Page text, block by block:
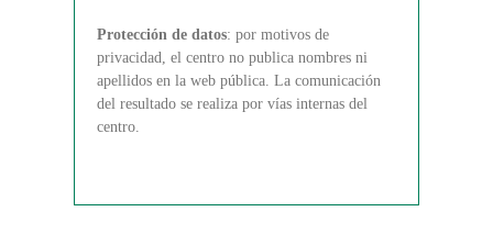
Protección de datos: por motivos de
privacidad, el centro no publica nombres ni
apellidos en la web pública. La comunicación
del resultado se realiza por vías internas del
centro.